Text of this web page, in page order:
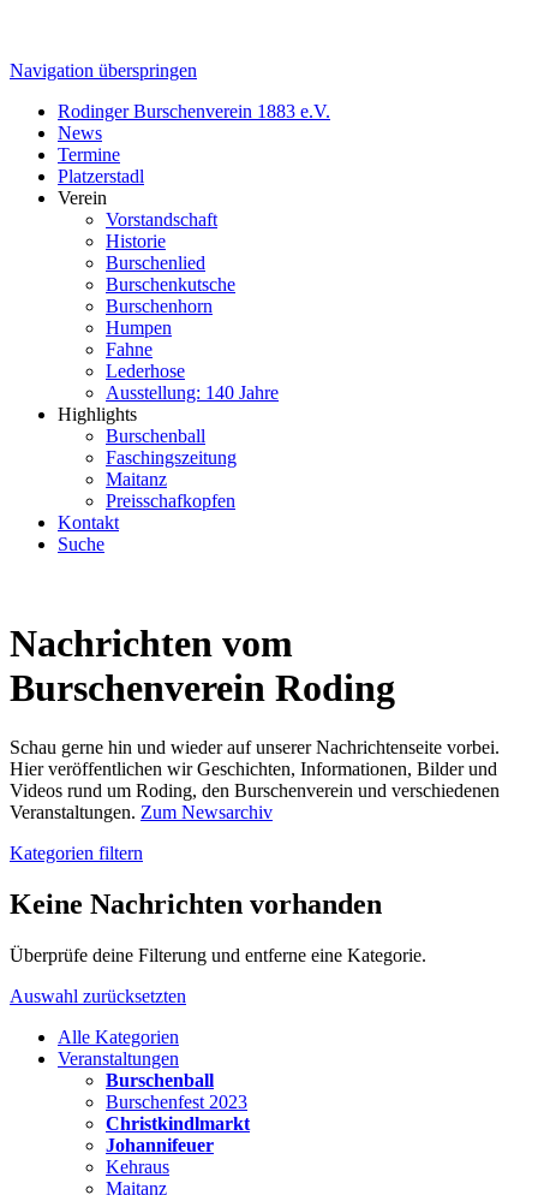
Navigation überspringen
Rodinger Burschenverein 1883 e.V.
News
Termine
Platzerstadl
Verein
Vorstandschaft
Historie
Burschenlied
Burschenkutsche
Burschenhorn
Humpen
Fahne
Lederhose
Ausstellung: 140 Jahre
Highlights
Burschenball
Faschingszeitung
Maitanz
Preisschafkopfen
Kontakt
Suche
Nachrichten vom
Burschenverein Roding
Schau gerne hin und wieder auf unserer Nachrichtenseite vorbei.
Hier veröffentlichen wir Geschichten, Informationen, Bilder und
Videos rund um Roding, den Burschenverein und verschiedenen
Veranstaltungen. Zum Newsarchiv
Kategorien filtern
Keine Nachrichten vorhanden
Überprüfe deine Filterung und entferne eine Kategorie.
Auswahl zurücksetzten
Alle Kategorien
Veranstaltungen
Burschenball
Burschenfest 2023
Christkindlmarkt
Johannifeuer
Kehraus
Maitanz